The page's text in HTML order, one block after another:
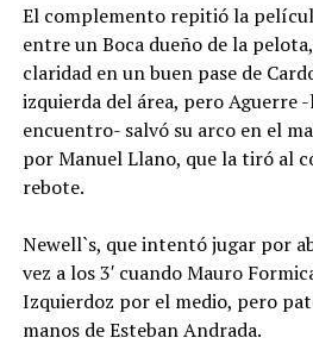
El complemento repitió la
entre un Boca dueño de la
claridad en un buen pase de
izquierda del área, pero Aguerre
encuentro- salvó su arco en el
por Manuel Llano, que la tiró al
rebote.
Newell`s, que intentó jugar por
vez a los 3′ cuando Mauro
Izquierdoz por el medio, pero
manos de Esteban Andrada.